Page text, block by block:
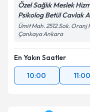
Özel Sağlık Meslek
Psikolog Betül Cavlak
Ümit Mah. 2512.Sok.
Çankaya Ankara
En Yakın Saatler
10:00
11:00